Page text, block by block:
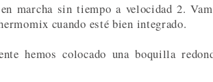
marcha sin tiempo a velocidad 2.
cuando esté bien integrado.
hemos colocado una boquilla